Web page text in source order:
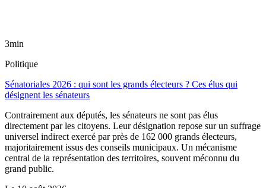
3min
Politique
Sénatoriales 2026 : qui sont les grands électeurs ? Ces élus qui
désignent les sénateurs
Contrairement aux députés, les sénateurs ne sont pas élus
directement par les citoyens. Leur désignation repose sur un suffrage
universel indirect exercé par près de 162 000 grands électeurs,
majoritairement issus des conseils municipaux. Un mécanisme
central de la représentation des territoires, souvent méconnu du
grand public.